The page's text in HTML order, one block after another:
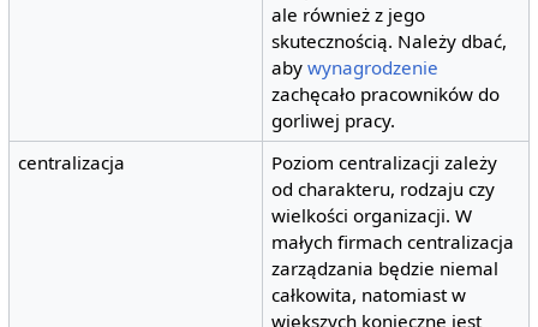
ale również z jego
skutecznością. Należy dbać,
abywynagrodzenie
zachęcało pracowników do
gorliwej pracy.
centralizacja
Poziom centralizacji zależy
od charakteru, rodzaju czy
wielkości organizacji. W
małych firmach centralizacja
zarządzania będzie niemal
całkowita, natomiast w
większych konieczne jest